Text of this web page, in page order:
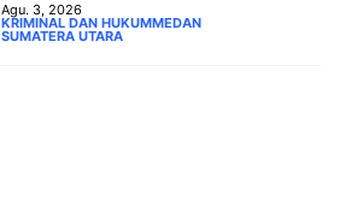
Agu. 3, 2026
KRIMINAL DAN HUKUMMEDAN
SUMATERA UTARA